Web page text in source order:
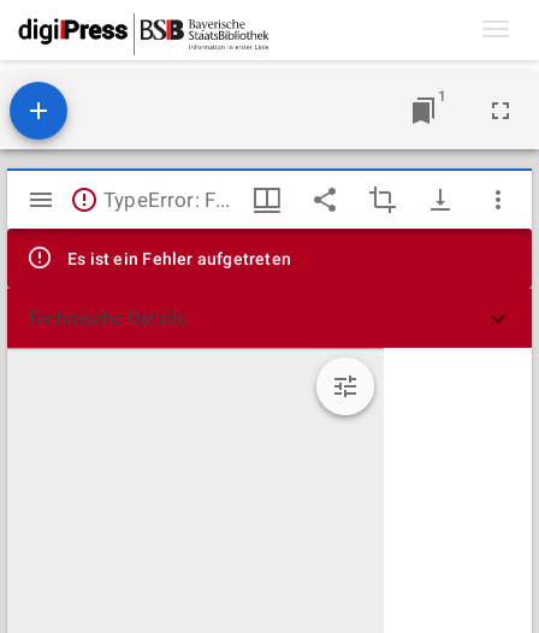
1
Mirador
Viewer
TypeError: Failed to fetch
Es ist ein Fehler aufgetreten
Technische Details